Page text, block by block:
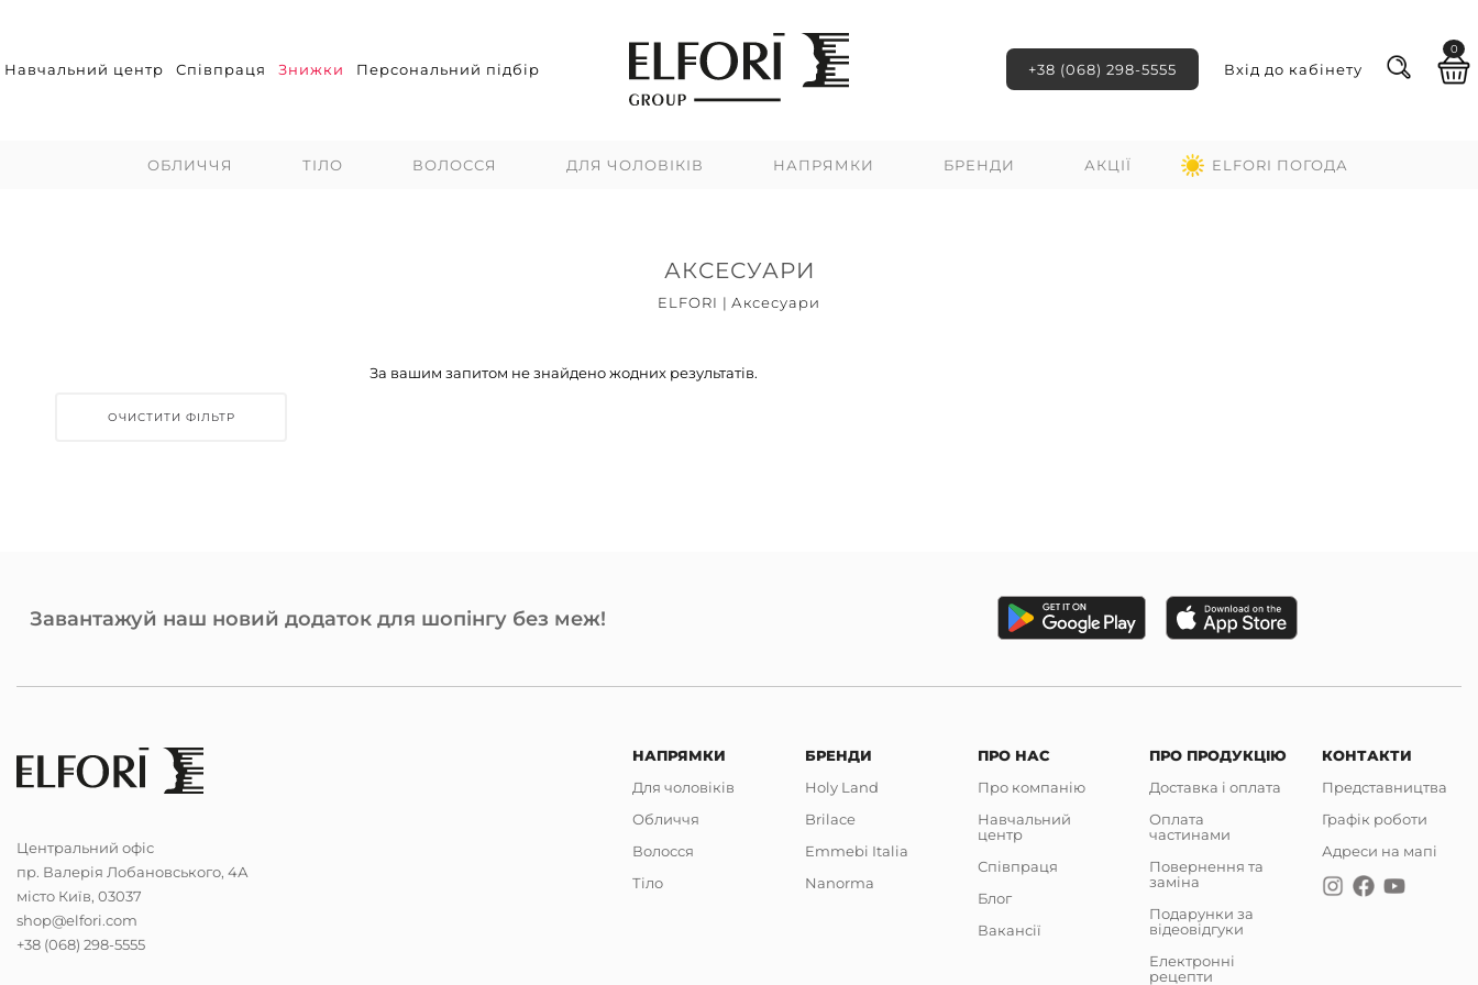
Навчальний центр Співпраця Знижки Персональний підбір +38 (068) 298-5555 Вхід до кабінету
0
ОБЛИЧЧЯ ТІЛО ВОЛОССЯ ДЛЯ ЧОЛОВІКІВ НАПРЯМКИ БРЕНДИ АКЦІЇ ELFORI ПОГОДА
АКСЕСУАРИ
ELFORI | Аксесуари
ОЧИСТИТИ ФІЛЬТР
За вашим запитом не знайдено жодних результатів.
Завантажуй наш новий додаток для шопінгу без меж!
Центральний офіс
пр. Валерія Лобановського, 4А
місто Київ, 03037
shop@elfori.com
+38 (068) 298-5555
НАПРЯМКИ
Для чоловіків
Обличчя
Волосся
Тіло
БРЕНДИ
Holy Land
Brilace
Emmebi Italia
Nanorma
ПРО НАС
Про компанію
Навчальний
центр
Співпраця
Блог
Вакансії
ПРО ПРОДУКЦІЮ
Доставка і оплата
Оплата
частинами
Повернення та
заміна
Подарунки за
відеовідгуки
Електронні
рецепти
КОНТАКТИ
Представництва
Графік роботи
Адреси на мапі